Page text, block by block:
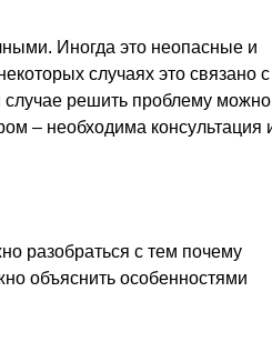
Иногда это неопасные и
случаях это связано с
решить проблему можно
– необходима консультация
разобраться с тем почему
объяснить особенностями